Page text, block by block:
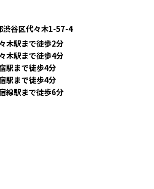
渋谷区代々木1-57-4
木駅まで徒歩2分
木駅まで徒歩4分
駅まで徒歩4分
駅まで徒歩4分
線駅まで徒歩6分